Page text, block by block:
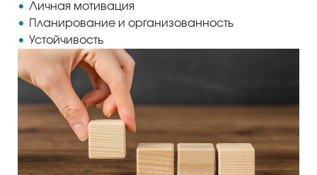
Личная мотивация
Планирование и организованность
Устойчивость